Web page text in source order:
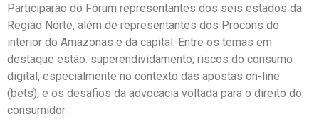
Participarão do Fórum representantes dos seis estados da
Região Norte, além de representantes dos Procons do
interior do Amazonas e da capital. Entre os temas em
destaque estão: superendividamento; riscos do consumo
digital, especialmente no contexto das apostas on-line
(bets); e os desafios da advocacia voltada para o direito do
consumidor.